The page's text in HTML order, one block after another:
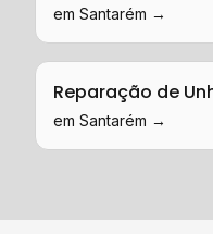
em Santarém →
Reparação de
em Santarém →